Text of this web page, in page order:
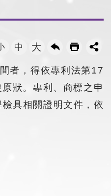
中 大
者，得依專利法第17
狀。專利、商標之申
具相關證明文件，依